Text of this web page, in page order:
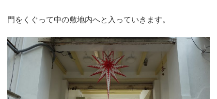
門をくぐって中の敷地内へと入っていきます。